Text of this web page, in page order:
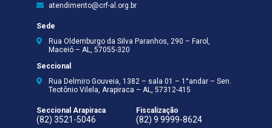
atendimento@crf-al.org.br
Sede
Rua Oldemburgo da Silva Paranhos, 290 – Farol,
Maceió – AL, 57055-320
Seccional
Rua Delmiro Gouveia, 1382 – sala 01 – 1°andar – Sen.
Teotônio Vilela, Arapiraca – AL, 57312-415
Seccional Arapiraca
(82) 3521-5046
Fiscalização
(82) 9 9999-8624